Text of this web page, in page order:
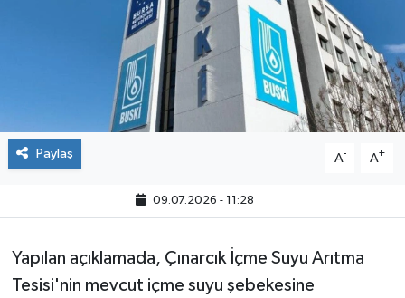
Paylaş A- A+
09.07.2026 - 11:28
Yapılan açıklamada, Çınarcık İçme Suyu Arıtma
Tesisi'nin mevcut içme suyu şebekesine